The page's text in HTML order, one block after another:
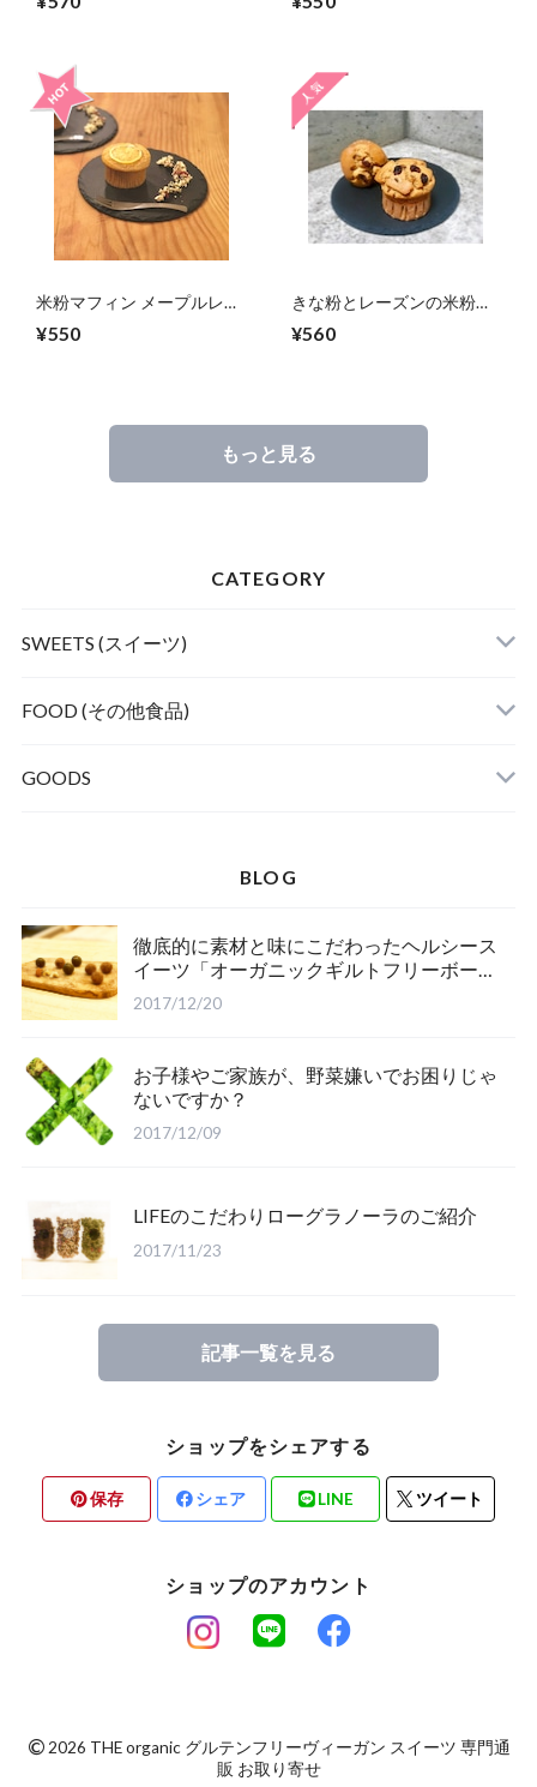
ーガン)
ヴィーガン)
米粉マフィン メープルレモ
リーヴィーガン)
¥550
きな粉とレーズンの米粉マ
ンフリーヴィーガン)
¥560
もっと見る
CATEGORY
SWEETS (スイーツ)
GLUTEN FREE (グルテンフリー)
FOOD (その他食品)
GOODS
BLOG
徹底的に素材と味にこだわったヘルシース
イーツ「オーガニックギルトフリーボー
ル」のご紹介
2017/12/20
お子様やご家族が、野菜嫌いでお困りじゃ
ないですか？
2017/12/09
LIFEのこだわりローグラノーラのご紹介
2017/11/23
記事一覧を見る
ショップをシェアする
保存 シェア LINE ツイート
ショップのアカウント
©2026 THE organic グルテンフリーヴィーガン スイーツ 専門通
販 お取り寄せ